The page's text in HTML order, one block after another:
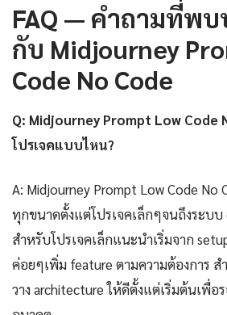
FAQ — คำถามที่พบ
กับ Midjourney
Code No Code
Q: Midjourney Prompt Low Code
โปรเจคแบบไหน?
A: Midjourney Prompt Low Code No
ทุกขนาดตั้งแต่โปรเจคเล็กๆจนถึงระบ
สำหรับโปรเจคเล็กแนะนำเริ่มจาก
ค่อยๆเพิ่ม feature ตามความต้องการ ส
วาง architecture ให้ดีตั้งแต่เริ่มต้นเพื่อ